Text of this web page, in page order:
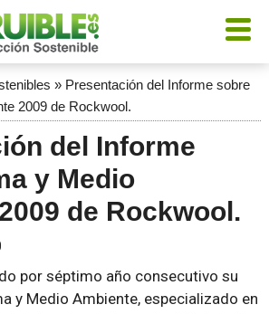
» Presentación del Informe sobre
2009 de Rockwool.
del Informe
y Medio
de Rockwool.
por séptimo año consecutivo su
y Medio Ambiente, especializado en